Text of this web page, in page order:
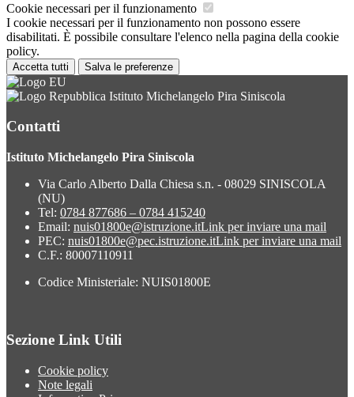
Cookie necessari per il funzionamento
I cookie necessari per il funzionamento non possono essere
disabilitati. È possibile consultare l'elenco nella pagina della cookie
policy.
Accetta tutti Salva le preferenze
Istituto Michelangelo Pira Siniscola
Contatti
Istituto Michelangelo Pira Siniscola
Via Carlo Alberto Dalla Chiesa s.n. - 08029 SINISCOLA
(NU)
Tel: 0784 877686 – 0784 415240
Email: nuis01800e@istruzione.itLink per inviare una mail
PEC: nuis01800e@pec.istruzione.itLink per inviare una mail
C.F.: 80007110911
Codice Ministeriale: NUIS01800E
Sezione Link Utili
Cookie policy
Note legali